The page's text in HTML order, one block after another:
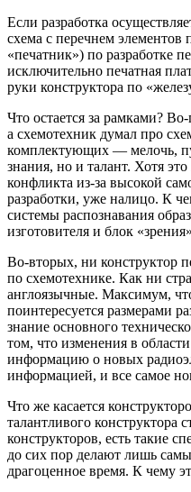
Если разработка
схема с перечнем элементов
«печатник») по разработке
исключительно печатная
руки конструктора по
Что остается за рамками?
а схемотехник думал про
комплектующих — мелочь,
знания, но и талант. Хотя
конфликта из-за высокой
разработки, уже налицо. К
системы распознавания
изготовителя и блок
Во-вторых, ни конструктор
по схемотехнике. Как ни
англоязычные. Максимум,
поинтересуется размерами
знание основного
том, что изменения в
информацию о новых
информацией, и все самое
Что же касается
талантливого
конструкторов, есть такие
до сих пор делают лишь
драгоценное время. К чему